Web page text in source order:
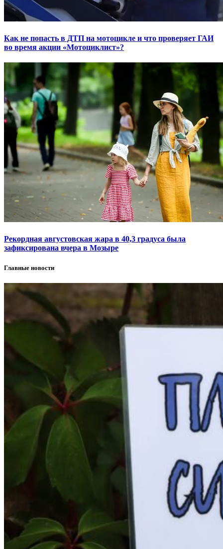
Как не попасть в ДТП на мотоцикле и что проверяет ГАИ
во время акции «Мотоциклист»?
Рекордная августовская жара в 40,3 градуса была
зафиксирована вчера в Мозыре
Главные новости